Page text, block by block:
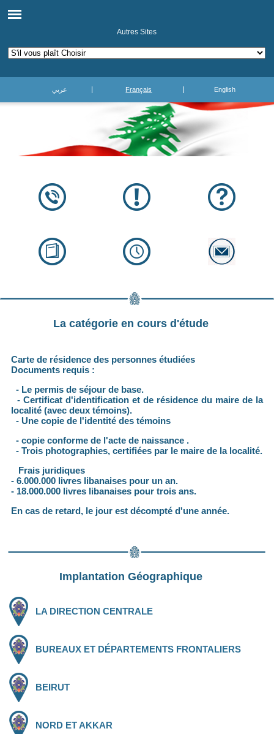
Autres Sites
عربي Français English
La catégorie en cours d'étude
Carte de résidence des personnes étudiées
Documents requis :
- Le permis de séjour de base.
- Certificat d'identification et de résidence du maire de la
localité (avec deux témoins).
- Une copie de l'identité des témoins
- copie conforme de l'acte de naissance .
- Trois photographies, certifiées par le maire de la localité.
Frais juridiques
- 6.000.000 livres libanaises pour un an.
- 18.000.000 livres libanaises pour trois ans.
En cas de retard, le jour est décompté d'une année.
Implantation Géographique
LA DIRECTION CENTRALE
BUREAUX ET DÉPARTEMENTS FRONTALIERS
BEIRUT
NORD ET AKKAR